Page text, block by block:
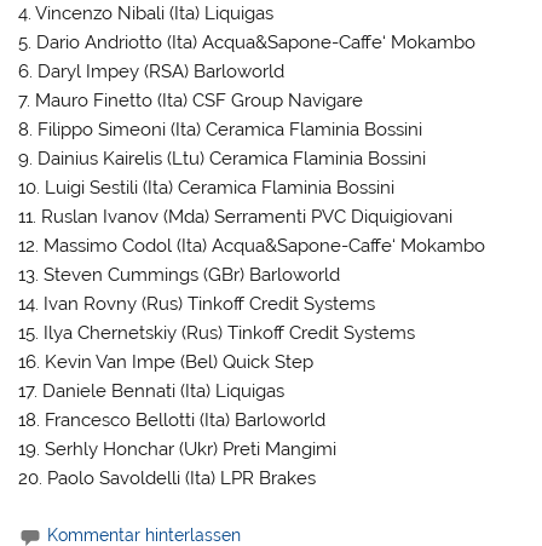
4. Vincenzo Nibali (Ita) Liquigas
5. Dario Andriotto (Ita) Acqua&Sapone-Caffe‘ Mokambo
6. Daryl Impey (RSA) Barloworld
7. Mauro Finetto (Ita) CSF Group Navigare
8. Filippo Simeoni (Ita) Ceramica Flaminia Bossini
9. Dainius Kairelis (Ltu) Ceramica Flaminia Bossini
10. Luigi Sestili (Ita) Ceramica Flaminia Bossini
11. Ruslan Ivanov (Mda) Serramenti PVC Diquigiovani
12. Massimo Codol (Ita) Acqua&Sapone-Caffe‘ Mokambo
13. Steven Cummings (GBr) Barloworld
14. Ivan Rovny (Rus) Tinkoff Credit Systems
15. Ilya Chernetskiy (Rus) Tinkoff Credit Systems
16. Kevin Van Impe (Bel) Quick Step
17. Daniele Bennati (Ita) Liquigas
18. Francesco Bellotti (Ita) Barloworld
19. Serhly Honchar (Ukr) Preti Mangimi
20. Paolo Savoldelli (Ita) LPR Brakes
Kommentar hinterlassen